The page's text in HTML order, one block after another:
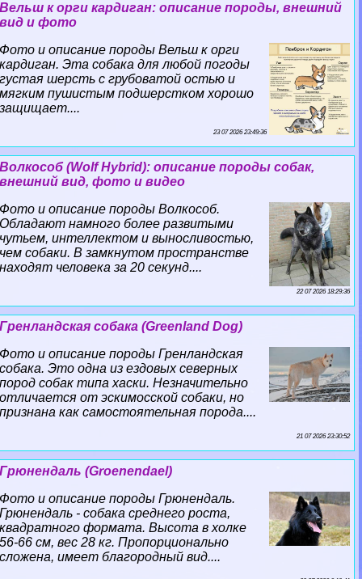
Вельш к opги кардиган: описание породы, внешний
вид и фото
Фото и описание породы Вельш к opги
кардиган. Эта собака для любой погоды
густая шерсть с грубоватой остью и
мягким пушистым подшерстком хорошо
защищает....
23 07 2026 23:49:36
Волкособ (Wolf Hybrid): описание породы собак,
внешний вид, фото и видео
Фото и описание породы Волкособ.
Обладают намного более развитыми
чутьем, интеллектом и выносливостью,
чем собаки. В замкнутом прострaнcтве
находят человека за 20 секунд....
22 07 2026 18:29:36
Гренландская собака (Greenland Dog)
Фото и описание породы Гренландская
собака. Это одна из ездовых северных
пород собак типа хаски. Незначительно
отличается от эскимосской собаки, но
признана как самостоятельная порода....
21 07 2026 23:30:52
Грюнендаль (Groenendael)
Фото и описание породы Грюнендаль.
Грюнендаль - собака среднего роста,
квадратного формата. Высота в холке
56-66 см, вес 28 кг. Пропорционально
сложена, имеет благородный вид....